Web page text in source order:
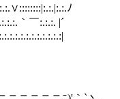
ﾉ
｀￣:.:.:. |´